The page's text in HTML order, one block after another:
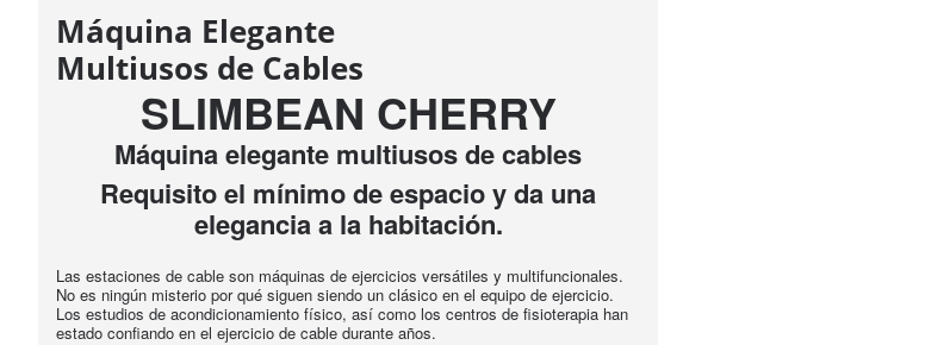
Máquina Elegante
Multiusos de Cables
SLIMBEAN CHERRY
Máquina elegante multiusos de cables
Requisito el mínimo de espacio y da una
elegancia a la habitación.
Las estaciones de cable son máquinas de ejercicios versátiles y multifuncionales.
No es ningún misterio por qué siguen siendo un clásico en el equipo de ejercicio.
Los estudios de acondicionamiento físico, así como los centros de fisioterapia han
estado confiando en el ejercicio de cable durante años.